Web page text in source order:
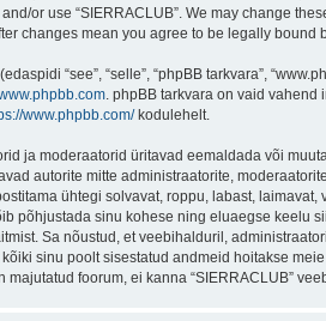
or use “SIERRACLUB”. We may change
changes mean you agree to be legally bound
“see”, “selle”, “phpBB tarkvara”,
. phpBB tarkvara on vaid
www.phpbb.com/kodulehelt.
ja moderaatorid üritavad eemaldada või
autorite mitte administraatorite,
ühtegi solvavat, roppu, labast,
põhjustada sinu kohese ning eluaegse keelu
Sa nõustud, et veebihalduril,
sinu poolt sisestatud andmeid hoitakse
foorum, ei kanna “SIERRACLUB”